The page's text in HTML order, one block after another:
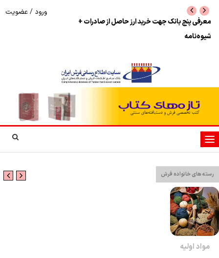
نرخ بازگشت ارز حاصل از صادرات + تکمیلی
ورود /عضویت
تغییر
وضعیت
رسته های خانواده فرش
مواد اولیه